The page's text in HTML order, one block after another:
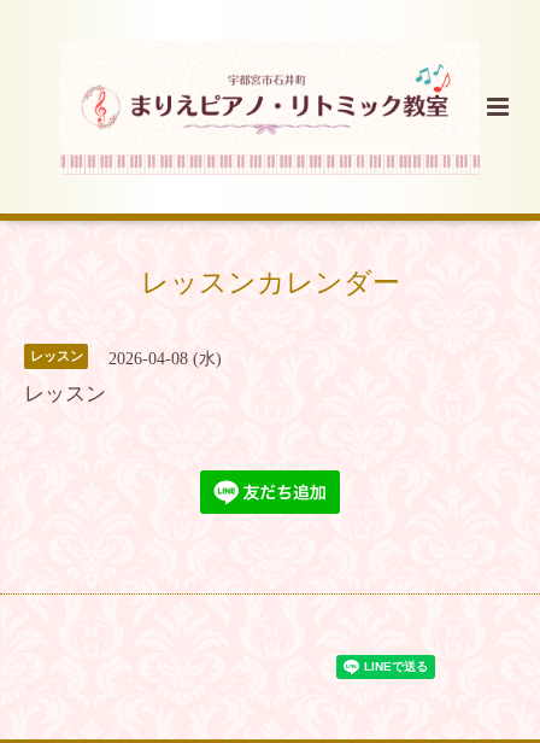
レッスンカレンダー
レッスン 2026-04-08 (水)
レッスン